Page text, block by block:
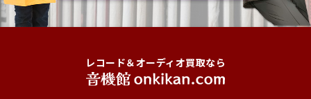
レコード＆オーディオ買取なら